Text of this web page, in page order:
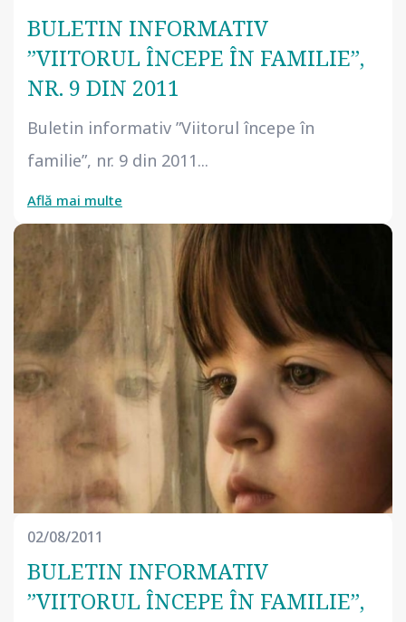
BULETIN INFORMATIV
”VIITORUL ÎNCEPE ÎN FAMILIE”,
NR. 9 DIN 2011
Buletin informativ ”Viitorul începe în
familie”, nr. 9 din 2011...
Află mai multe
02/08/2011
BULETIN INFORMATIV
”VIITORUL ÎNCEPE ÎN FAMILIE”,